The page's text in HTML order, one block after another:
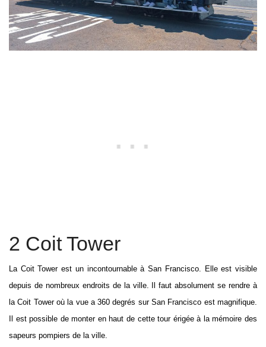
2 Coit Tower
La Coit Tower est un incontournable à San Francisco. Elle est visible
depuis de nombreux endroits de la ville. Il faut absolument se rendre à
la Coit Tower où la vue a 360 degrés sur San Francisco est magnifique.
Il est possible de monter en haut de cette tour érigée à la mémoire des
sapeurs pompiers de la ville.